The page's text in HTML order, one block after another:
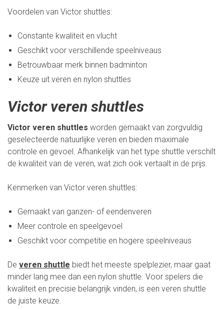
Voordelen van Victor shuttles:
Constante kwaliteit en vlucht
Geschikt voor verschillende speelniveaus
Betrouwbaar merk binnen badminton
Keuze uit veren en nylon shuttles
Victor veren shuttles
Victor veren shuttles worden gemaakt van zorgvuldig
geselecteerde natuurlijke veren en bieden maximale
controle en gevoel. Afhankelijk van het type shuttle verschilt
de kwaliteit van de veren, wat zich ook vertaalt in de prijs.
Kenmerken van Victor veren shuttles:
Gemaakt van ganzen- of eendenveren
Meer controle en speelgevoel
Geschikt voor competitie en hogere speelniveaus
De veren shuttle biedt het meeste spelplezier, maar gaat
minder lang mee dan een nylon shuttle. Voor spelers die
kwaliteit en precisie belangrijk vinden, is een veren shuttle
de juiste keuze.